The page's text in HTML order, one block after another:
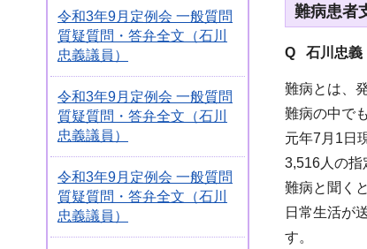
令和3年9月定例会 一般質問
質疑質問・答弁全文（石川
忠義議員）
令和3年9月定例会 一般質問
質疑質問・答弁全文（石川
忠義議員）
令和3年9月定例会 一般質問
質疑質問・答弁全文（石川
忠義議員）
難病患者
Q 石川忠義
難病とは、
難病の中で
元年7月1日
3,516人の指
難病と聞く
日常生活が
す。